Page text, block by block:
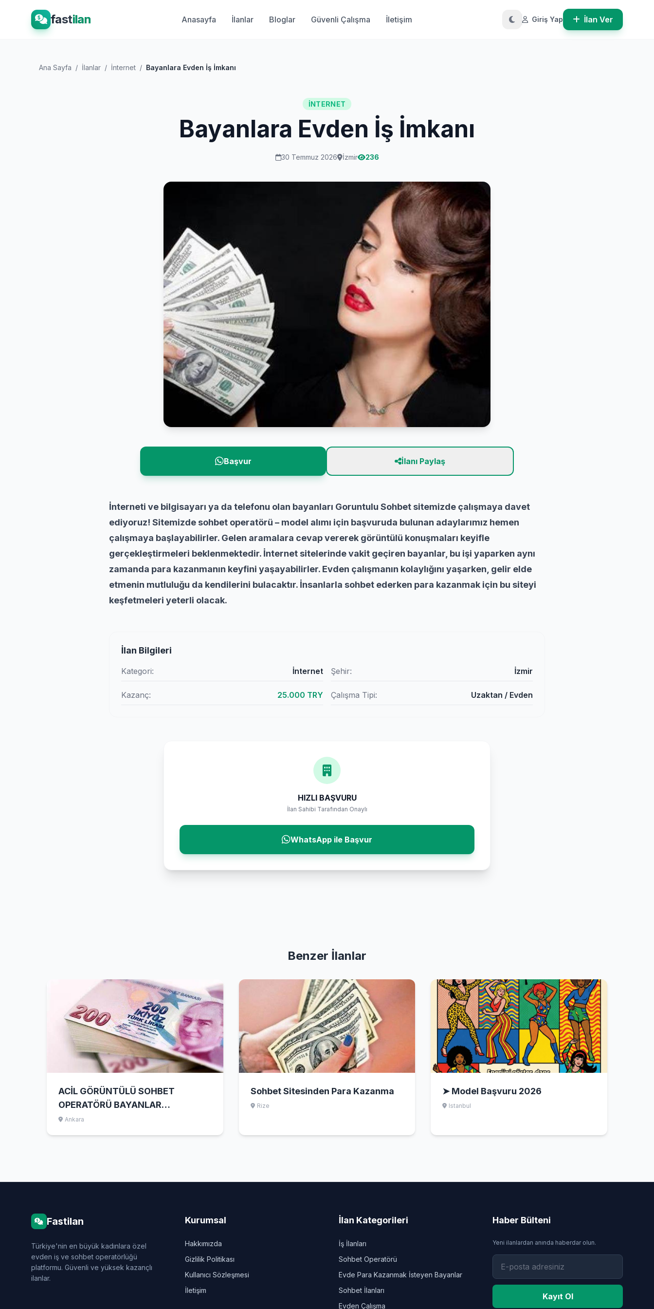
fastilan Anasayfa İlanlar Bloglar Güvenli Çalışma İletişim Giriş Yap İlan Ver
Ana Sayfa / İlanlar / İnternet / Bayanlara Evden İş İmkanı
İNTERNET
Bayanlara Evden İş İmkanı
30 Temmuz 2026 İzmir 236
Başvur İlanı Paylaş
İnterneti ve bilgisayarı ya da telefonu olan bayanları Goruntulu Sohbet sitemizde çalışmaya davet
ediyoruz! Sitemizde sohbet operatörü – model alımı için başvuruda bulunan adaylarımız hemen
çalışmaya başlayabilirler. Gelen aramalara cevap vererek görüntülü konuşmaları keyifle
gerçekleştirmeleri beklenmektedir. İnternet sitelerinde vakit geçiren bayanlar, bu işi yaparken aynı
zamanda para kazanmanın keyfini yaşayabilirler. Evden çalışmanın kolaylığını yaşarken, gelir elde
etmenin mutluluğu da kendilerini bulacaktır. İnsanlarla sohbet ederken para kazanmak için bu siteyi
keşfetmeleri yeterli olacak.
İlan Bilgileri
Kategori: İnternet Şehir: İzmir
Kazanç: 25.000 TRY Çalışma Tipi: Uzaktan / Evden
HIZLI BAŞVURU
İlan Sahibi Tarafından Onaylı
WhatsApp ile Başvur
Benzer İlanlar
ACİL GÖRÜNTÜLÜ SOHBET
OPERATÖRÜ BAYANLAR
ALINACAKTIR.
Ankara
Sohbet Sitesinden Para Kazanma
Rize
➤ Model Başvuru 2026
Istanbul
Fastilan
Türkiye'nin en büyük kadınlara özel
evden iş ve sohbet operatörlüğü
platformu. Güvenli ve yüksek kazançlı
ilanlar.
Kurumsal
Hakkımızda
Gizlilik Politikası
Kullanıcı Sözleşmesi
İletişim
İlan Kategorileri
İş İlanları
Sohbet Operatörü
Evde Para Kazanmak İsteyen Bayanlar
Sohbet İlanları
Evden Çalışma
Haber Bülteni
Yeni ilanlardan anında haberdar olun.
Kayıt Ol